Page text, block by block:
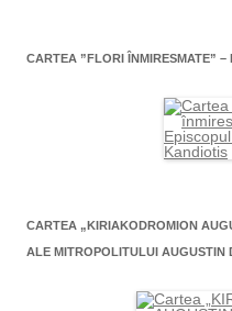
CARTEA ”FLORI ÎNMIRESMATE”
CARTEA „KIRIAKODROMION
ALE MITROPOLITULUI AUGUSTIN